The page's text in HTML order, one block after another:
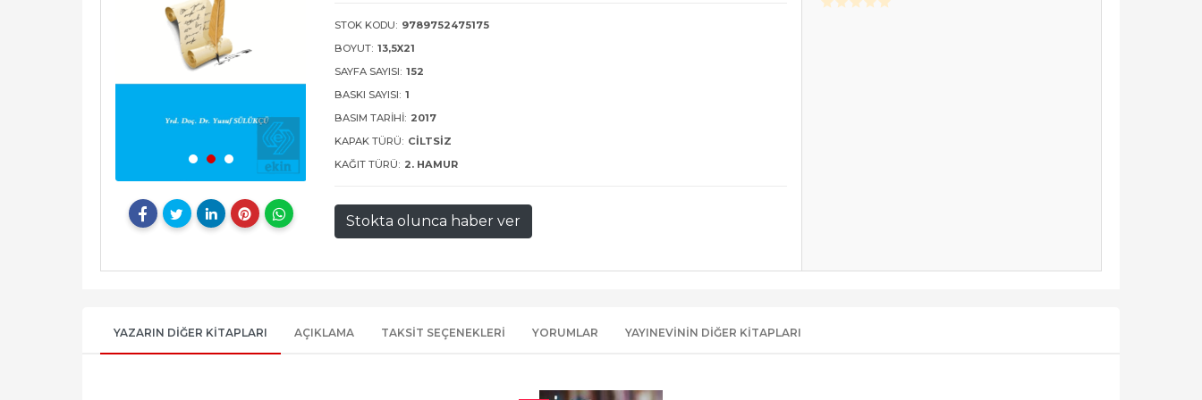
STOK KODU: 9789752475175
BOYUT: 13,5X21
SAYFA SAYISI: 152
BASKI SAYISI: 1
BASIM TARIHI: 2017
KAPAK TÜRÜ: CILTSIZ
KAĞIT TÜRÜ: 2. HAMUR
Stokta olunca haber ver
YAZARIN DIĞER KITAPLARI AÇIKLAMA TAKSIT SEÇENEKLERI YORUMLAR YAYINEVININ DIĞER KITAPLARI